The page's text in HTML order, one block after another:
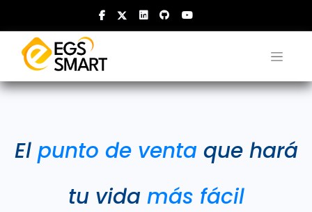
El punto de venta que hará
tu vida más fácil